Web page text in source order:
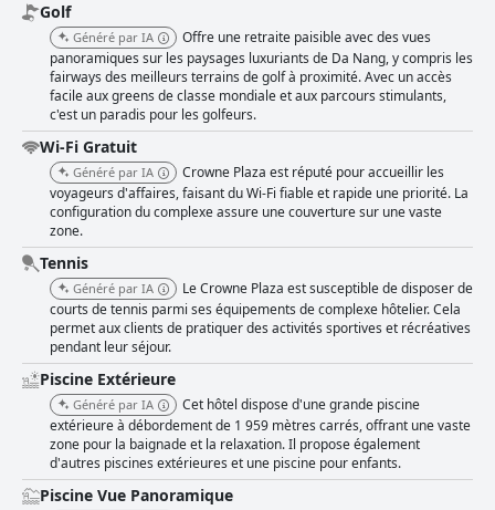
Golf
Généré par IA
Offre une retraite paisible avec des vues
panoramiques sur les paysages luxuriants de Da Nang, y compris les
fairways des meilleurs terrains de golf à proximité. Avec un accès
facile aux greens de classe mondiale et aux parcours stimulants,
c'est un paradis pour les golfeurs.
Wi-Fi Gratuit
Généré par IA
Crowne Plaza est réputé pour accueillir les
voyageurs d'affaires, faisant du Wi-Fi fiable et rapide une priorité. La
configuration du complexe assure une couverture sur une vaste
zone.
Tennis
Généré par IA
Le Crowne Plaza est susceptible de disposer de
courts de tennis parmi ses équipements de complexe hôtelier. Cela
permet aux clients de pratiquer des activités sportives et récréatives
pendant leur séjour.
Piscine Extérieure
Généré par IA
Cet hôtel dispose d'une grande piscine
extérieure à débordement de 1 959 mètres carrés, offrant une vaste
zone pour la baignade et la relaxation. Il propose également
d'autres piscines extérieures et une piscine pour enfants.
Piscine Vue Panoramique